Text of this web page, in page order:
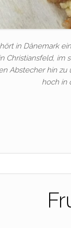
in Dänemark
Christiansfeld, im
Abstecher hin
hoch in